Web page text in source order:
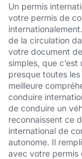
Un permis
votre permis de
de la circulation
votre document
simples, que
presque toutes
meilleure
conduire
de conduire un
reconnaissent ce
international de
autonome. Il
avec votre permis